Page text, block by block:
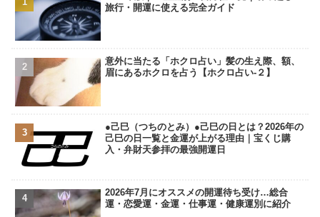
旅行・開運に使える完全ガイド
意外に当たる「ホクロ占い」髪の生え際、額、
眉にあるホクロを占う【ホクロ占い‐２】
●己巳（つちのとみ）●己巳の日とは？2026年の
己巳の日一覧と金運が上がる理由｜宝くじ購
入・弁財天参拝の最強開運日
2026年7月にオススメの開運待ち受け…総合
運・恋愛運・金運・仕事運・健康運別に紹介